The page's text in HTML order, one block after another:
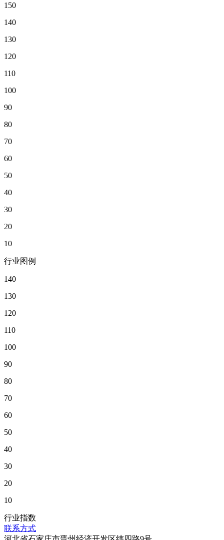
150
140
130
120
110
100
90
80
70
60
50
40
30
20
10
行业图例
140
130
120
110
100
90
80
70
60
50
40
30
20
10
行业指数
联系方式